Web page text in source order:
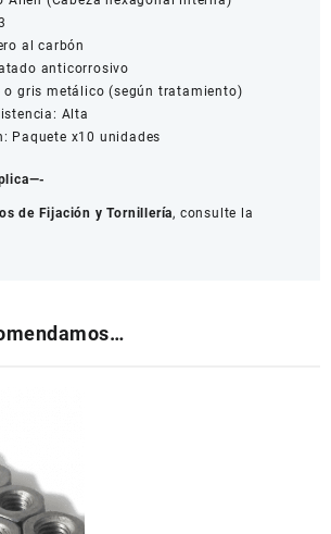
al carbón
anticorrosivo
o gris metálico (según tratamiento)
Alta
Paquete x10 unidades
de Fijación y Tornillería, consulte la